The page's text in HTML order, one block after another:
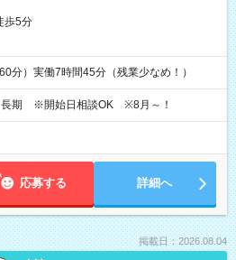
歩5分
分）実働7時間45分（残業少なめ！）
長期 ※開始日相談OK ※8月～！
応募する 詳細へ
掲載日：2026.08.04